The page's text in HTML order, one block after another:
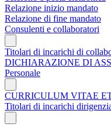
Relazione inizio mandato
Relazione di fine mandato
Consulenti e collaboratori
Titolari di incarichi di
DICHIARAZIONE DI
Personale
CURRICULUM VITAE
Titolari di incarichi